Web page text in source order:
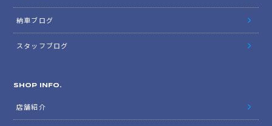
納車ブログ
スタッフブログ
SHOP INFO.
店舗紹介